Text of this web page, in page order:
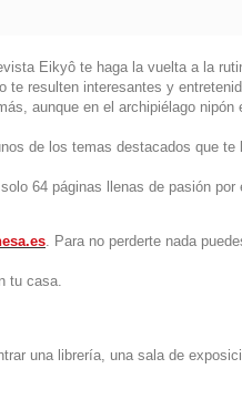
Eikyô te haga la vuelta a la
resulten interesantes y
aunque en el archipiélago nipón
de los temas destacados que te
64 páginas llenas de pasión por
. Para no perderte nada
tu casa.
una librería, una sala de